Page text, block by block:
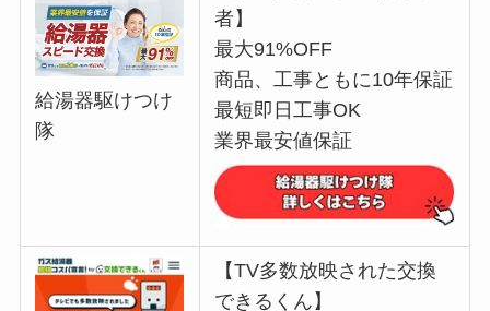
給湯器駆けつけ
隊
者】
最大91%OFF
商品、工事ともに10年保証
最短即日工事OK
業界最安値保証
【TV多数放映された交換
できるくん】